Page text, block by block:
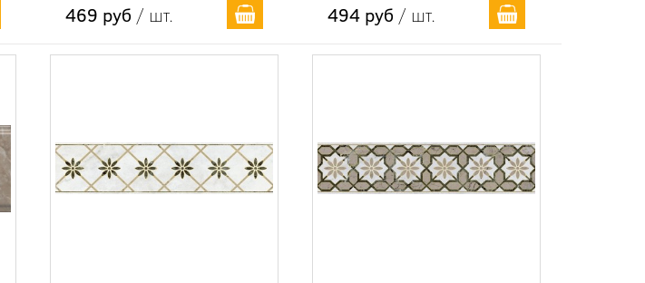
469 руб / шт. 494 руб / шт.